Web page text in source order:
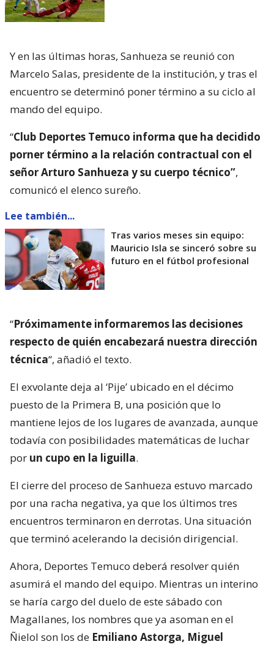
Y en las últimas horas, Sanhueza se reunió con
Marcelo Salas, presidente de la institución, y tras el
encuentro se determinó poner término a su ciclo al
mando del equipo.
“Club Deportes Temuco informa que ha decidido
porner término a la relación contractual con el
señor Arturo Sanhueza y su cuerpo técnico”,
comunicó el elenco sureño.
Lee también...
Tras varios meses sin equipo:
Mauricio Isla se sinceró sobre su
futuro en el fútbol profesional
“Próximamente informaremos las decisiones
respecto de quién encabezará nuestra dirección
técnica“, añadió el texto.
El exvolante deja al ‘Pije’ ubicado en el décimo
puesto de la Primera B, una posición que lo
mantiene lejos de los lugares de avanzada, aunque
todavía con posibilidades matemáticas de luchar
por un cupo en la liguilla.
El cierre del proceso de Sanhueza estuvo marcado
por una racha negativa, ya que los últimos tres
encuentros terminaron en derrotas. Una situación
que terminó acelerando la decisión dirigencial.
Ahora, Deportes Temuco deberá resolver quién
asumirá el mando del equipo. Mientras un interino
se haría cargo del duelo de este sábado con
Magallanes, los nombres que ya asoman en el
Ñielol son los de Emiliano Astorga, Miguel